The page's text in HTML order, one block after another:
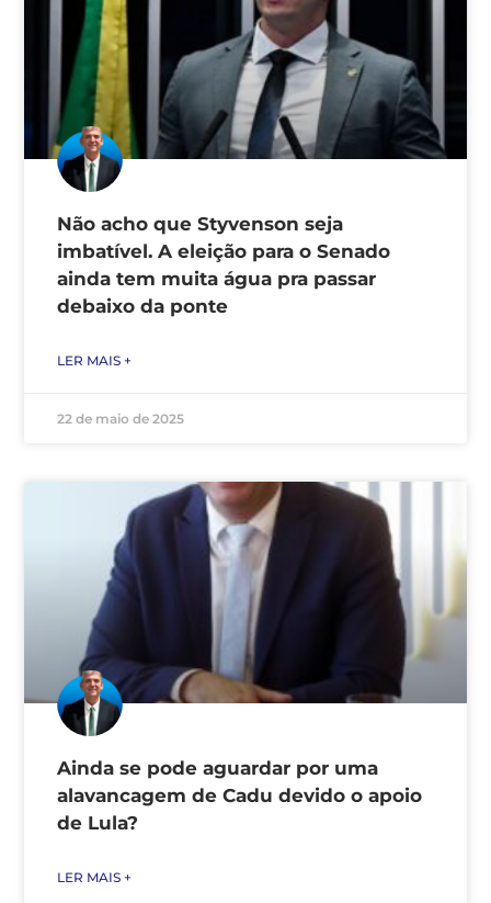
Não acho que Styvenson seja
imbatível. A eleição para o Senado
ainda tem muita água pra passar
debaixo da ponte
LER MAIS +
22 de maio de 2025
Ainda se pode aguardar por uma
alavancagem de Cadu devido o apoio
de Lula?
LER MAIS +